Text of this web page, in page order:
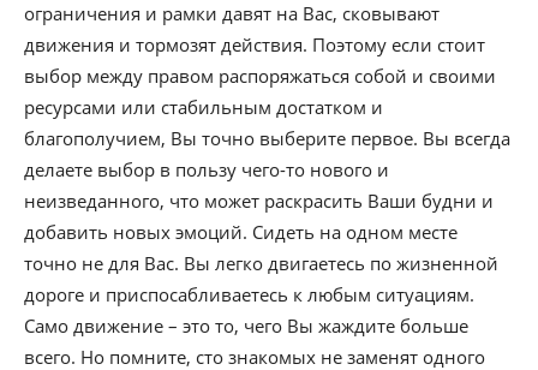
ограничения и рамки давят на Вас, сковывают
движения и тормозят действия. Поэтому если стоит
выбор между правом распоряжаться собой и своими
ресурсами или стабильным достатком и
благополучием, Вы точно выберите первое. Вы всегда
делаете выбор в пользу чего-то нового и
неизведанного, что может раскрасить Ваши будни и
добавить новых эмоций. Сидеть на одном месте
точно не для Вас. Вы легко двигаетесь по жизненной
дороге и приспосабливаетесь к любым ситуациям.
Само движение – это то, чего Вы жаждите больше
всего. Но помните, сто знакомых не заменят одного